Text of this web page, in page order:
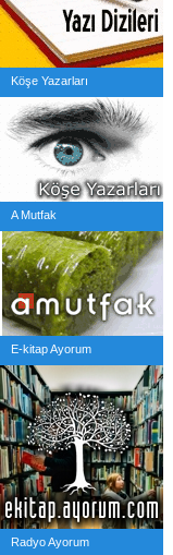
Köşe Yazarları
A Mutfak
E-kitap Ayorum
Radyo Ayorum